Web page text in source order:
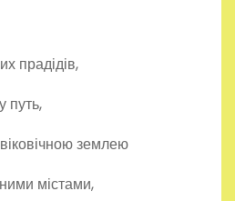
прадідів,
путь,
землею
містами,